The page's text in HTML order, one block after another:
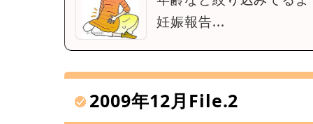
妊娠報告...
2009年12月File.2